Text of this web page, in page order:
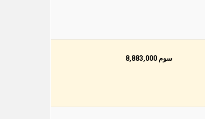
سوم 8,883,000